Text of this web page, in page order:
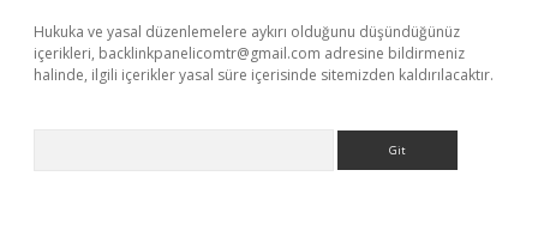
Hukuka ve yasal düzenlemelere aykırı olduğunu düşündüğünüz
içerikleri, backlinkpanelicomtr@gmail.com adresine bildirmeniz
halinde, ilgili içerikler yasal süre içerisinde sitemizden kaldırılacaktır.